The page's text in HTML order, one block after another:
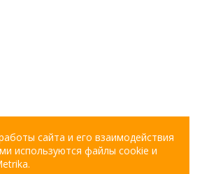
сайта и его взаимодействия
используются файлы cookie и